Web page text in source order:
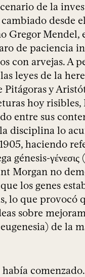
de la
desde
Gregor Mendel,
de paciencia
con arvejas. A
leyes de la
Pitágoras y
hoy risibles,
entre sus
disciplina lo
haciendo
génesis-
Morgan no
los genes
lo que provocó
sobre
de la